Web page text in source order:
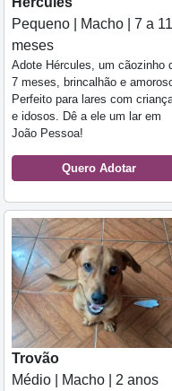
Pequeno | Macho | 7 a 11
meses
Adote Hércules, um cãozinho
7 meses, brincalhão e
Perfeito para lares com
e idosos. Dê a ele um lar em
João Pessoa!
Quero Adotar
Trovão
Médio | Macho | 2 anos